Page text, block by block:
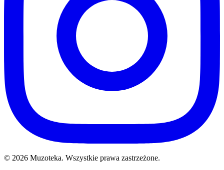
© 2026 Muzoteka. Wszystkie prawa zastrzeżone.